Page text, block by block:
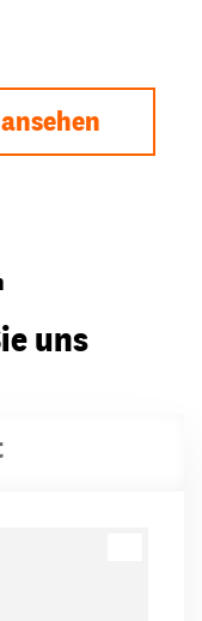
uns